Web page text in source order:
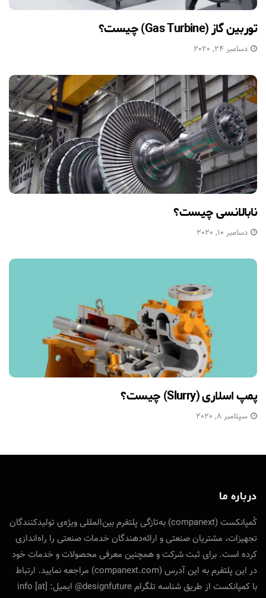
توربین گاز (Gas Turbine) چیست؟
دسامبر 24, 2020
نابالانسی چیست؟
دسامبر 10, 2020
پمپ اسلاری (Slurry) چیست؟
سپتامبر 8, 2020
درباره ما
کُمپانکست (companext) به‌تازگی پلتفرم بین‌المللی ویژه‌ی تولید‌کنندگان
تجهیزات، مشتریان صنعتی و ارائه‌دهندگان خدمات صنعتی را راه‌اندازی
کرده است. برای ثبت شرکت و همچنین معرفی محصولات و خدمات خود
در این پلتفرم به این آدرس (companext.com) مراجعه نمایید. ارتباط
با کمپانکست از طریق شناسه تلگرام designfuture@ ایمیل: info [at]